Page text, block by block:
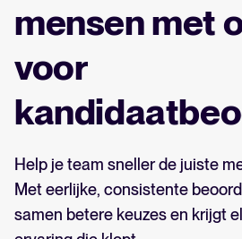
Ontdek waarom 7.000+ bedrijven
Werven & aantrekken
Werken-bij site & vacatures
Talent sourcing
Medewerker referrals
Resources
Leer wie we zijn, wat we doen en waarom.
Product nieuws
DE
Log in op Tellent
mensen met
voor
Help je team sneller de juiste
Met eerlijke, consistente
samen betere keuzes en krijgt